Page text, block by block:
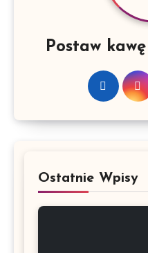
Postaw
Ostatnie Wpisy